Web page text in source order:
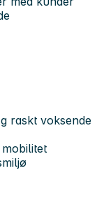
raskt voksende